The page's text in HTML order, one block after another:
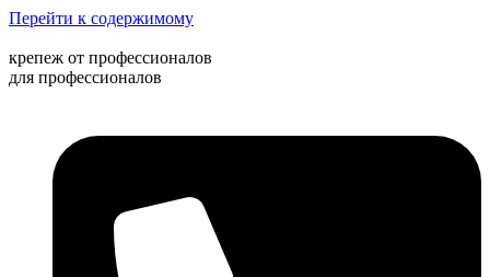
Перейти к содержимому
крепеж от профессионалов
для профессионалов